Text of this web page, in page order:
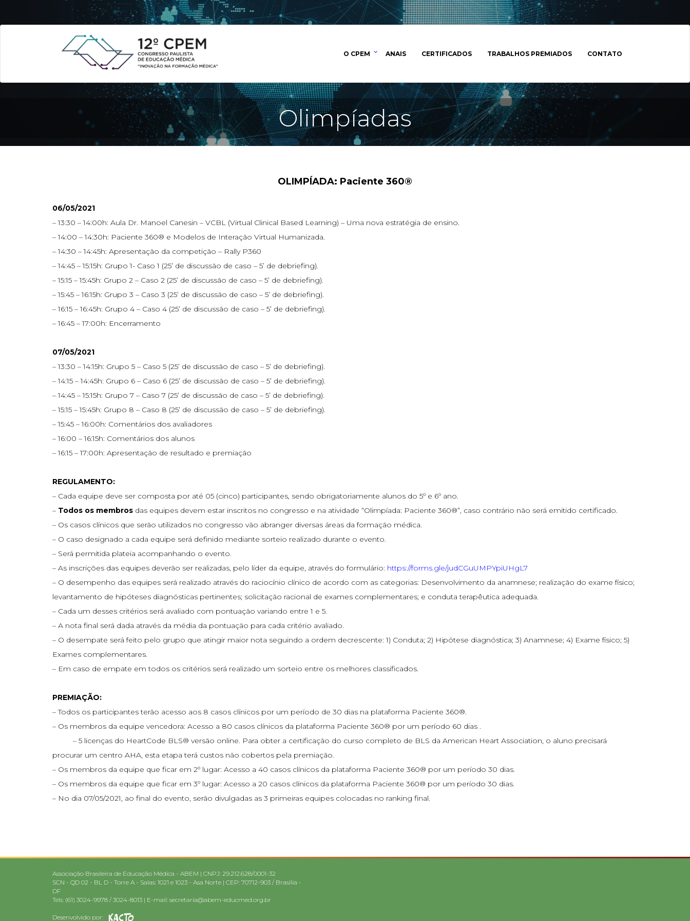
O CPEM ANAIS CERTIFICADOS TRABALHOS PREMIADOS CONTATO
Olimpíadas
OLIMPÍADA: Paciente 360®
06/05/2021
– 13:30 – 14:00h: Aula Dr. Manoel Canesin – VCBL (Virtual Clinical Based Learning) – Uma nova estratégia de ensino.
– 14:00 – 14:30h: Paciente 360® e Modelos de Interação Virtual Humanizada.
– 14:30 – 14:45h: Apresentação da competição – Rally P360
– 14:45 – 15:15h: Grupo 1- Caso 1 (25’ de discussão de caso – 5’ de debriefing).
– 15:15 – 15:45h: Grupo 2 – Caso 2 (25’ de discussão de caso – 5’ de debriefing).
– 15:45 – 16:15h: Grupo 3 – Caso 3 (25’ de discussão de caso – 5’ de debriefing).
– 16:15 – 16:45h: Grupo 4 – Caso 4 (25’ de discussão de caso – 5’ de debriefing).
– 16:45 – 17:00h: Encerramento
07/05/2021
– 13:30 – 14:15h: Grupo 5 – Caso 5 (25’ de discussão de caso – 5’ de debriefing).
– 14:15 – 14:45h: Grupo 6 – Caso 6 (25’ de discussão de caso – 5’ de debriefing).
– 14:45 – 15:15h: Grupo 7 – Caso 7 (25’ de discussão de caso – 5’ de debriefing).
– 15:15 – 15:45h: Grupo 8 – Caso 8 (25’ de discussão de caso – 5’ de debriefing).
– 15:45 – 16:00h: Comentários dos avaliadores
– 16:00 – 16:15h: Comentários dos alunos
– 16:15 – 17:00h: Apresentação de resultado e premiação
REGULAMENTO:
– Cada equipe deve ser composta por até 05 (cinco) participantes, sendo obrigatoriamente alunos do 5º e 6º ano.
– Todos os membros das equipes devem estar inscritos no congresso e na atividade “Olimpíada: Paciente 360®”, caso contrário não será emitido certificado.
– Os casos clínicos que serão utilizados no congresso vão abranger diversas áreas da formação médica.
– O caso designado a cada equipe será definido mediante sorteio realizado durante o evento.
– Será permitida plateia acompanhando o evento.
– As inscrições das equipes deverão ser realizadas, pelo líder da equipe, através do formulário: https://forms.gle/judCGuUMPYpiUHgL7
– O desempenho das equipes será realizado através do raciocínio clínico de acordo com as categorias: Desenvolvimento da anamnese; realização do exame físico;
levantamento de hipóteses diagnósticas pertinentes; solicitação racional de exames complementares; e conduta terapêutica adequada.
– Cada um desses critérios será avaliado com pontuação variando entre 1 e 5.
– A nota final será dada através da média da pontuação para cada critério avaliado.
– O desempate será feito pelo grupo que atingir maior nota seguindo a ordem decrescente: 1) Conduta; 2) Hipótese diagnóstica; 3) Anamnese; 4) Exame físico; 5)
Exames complementares.
– Em caso de empate em todos os critérios será realizado um sorteio entre os melhores classificados.
PREMIAÇÃO:
– Todos os participantes terão acesso aos 8 casos clínicos por um período de 30 dias na plataforma Paciente 360®.
– Os membros da equipe vencedora: Acesso a 80 casos clínicos da plataforma Paciente 360® por um período 60 dias .
– 5 licenças do HeartCode BLS® versão online. Para obter a certificação do curso completo de BLS da American Heart Association, o aluno precisará
procurar um centro AHA, esta etapa terá custos não cobertos pela premiação.
– Os membros da equipe que ficar em 2º lugar: Acesso a 40 casos clínicos da plataforma Paciente 360® por um período 30 dias.
– Os membros da equipe que ficar em 3º lugar: Acesso a 20 casos clínicos da plataforma Paciente 360® por um período 30 dias.
– No dia 07/05/2021, ao final do evento, serão divulgadas as 3 primeiras equipes colocadas no ranking final.
Associação Brasileira de Educação Médica - ABEM | CNPJ: 29.212.628/0001-32
SCN - QD 02 - BL D - Torre A - Salas: 1021 e 1023 - Asa Norte | CEP: 70712-903 / Brasília -
DF
Tels: (61) 3024-9978 / 3024-8013 | E-mail: secretaria@abem-educmed.org.br
Desenvolvido por: